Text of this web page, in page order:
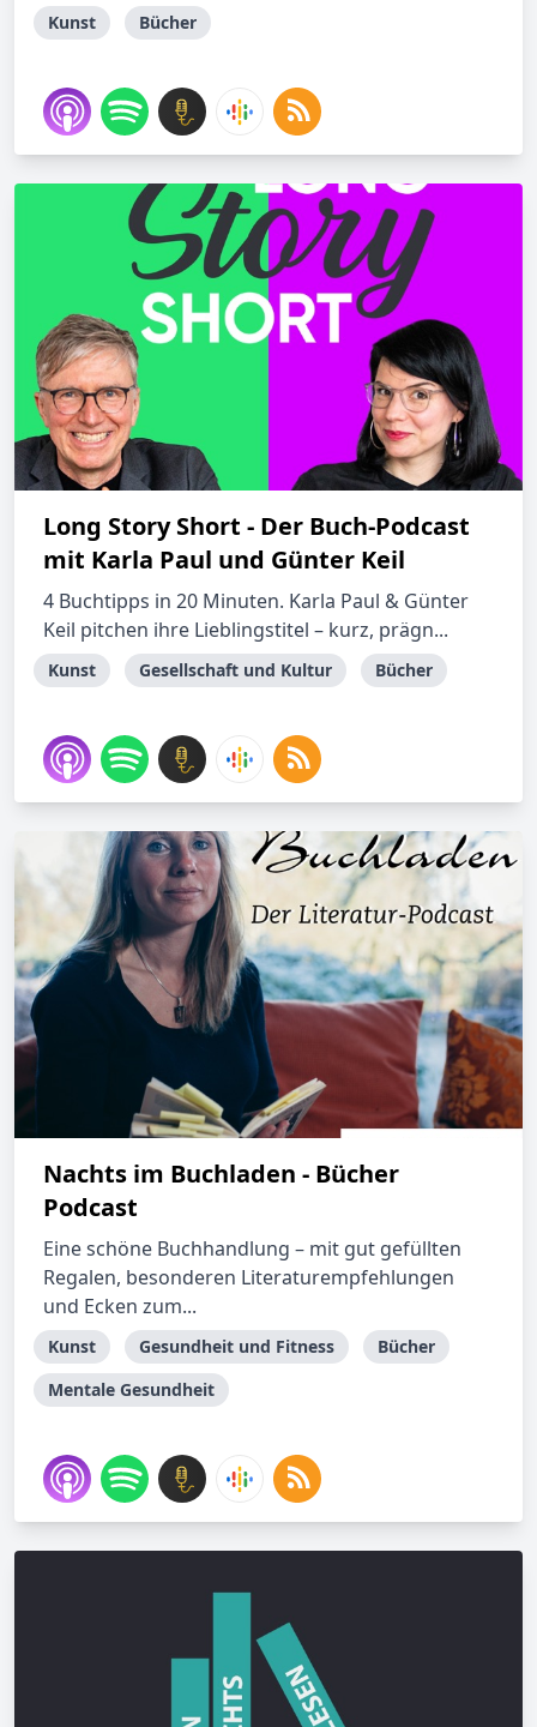
Kunst Bücher
Long Story Short - Der Buch-Podcast
mit Karla Paul und Günter Keil
4 Buchtipps in 20 Minuten. Karla Paul & Günter
Keil pitchen ihre Lieblingstitel – kurz, prägn...
Kunst Gesellschaft und Kultur Bücher
Nachts im Buchladen - Bücher
Podcast
Eine schöne Buchhandlung – mit gut gefüllten
Regalen, besonderen Literaturempfehlungen
und Ecken zum...
Kunst Gesundheit und Fitness
Bücher
Mentale Gesundheit